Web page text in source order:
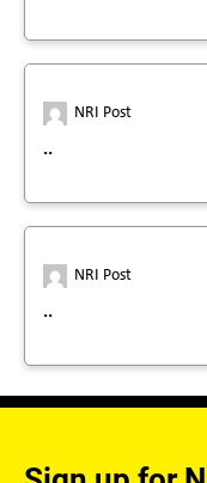
NRI Post
..
NRI Post
..